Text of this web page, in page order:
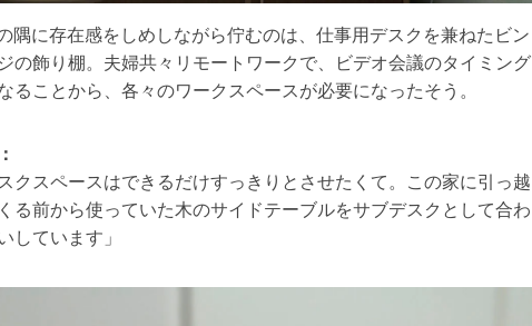
隅に存在感をしめしながら佇むのは、仕事用デスクを兼ねたビン
の飾り棚。夫婦共々リモートワークで、ビデオ会議のタイミング
ることから、各々のワークスペースが必要になったそう。
クスペースはできるだけすっきりとさせたくて。この家に引っ越
る前から使っていた木のサイドテーブルをサブデスクとして合わ
しています」